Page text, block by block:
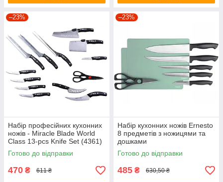
–23%
Набір професійних кухонних
ножів - Miracle Blade World
Class 13-pcs Knife Set (4361)
Готово до відправки
470 ₴ 611 ₴
–23%
Набір кухонних ножів Ernesto
8 предметів з ножицями та
дошками
Готово до відправки
485 ₴ 630,50 ₴